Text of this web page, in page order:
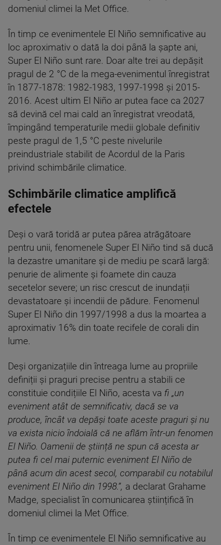
domeniul climei la Met Office.
În timp ce evenimentele El Niño semnificative au
loc aproximativ o dată la doi până la șapte ani,
Super El Niño sunt rare. Doar alte trei au depășit
pragul de 2 °C de la mega-evenimentul înregistrat
în 1877-1878: 1982-1983, 1997-1998 și 2015-
2016. Acest ultim El Niño ar putea face ca 2027
să devină cel mai cald an înregistrat vreodată,
împingând temperaturile medii globale definitiv
peste pragul de 1,5 °C peste nivelurile
preindustriale stabilit de Acordul de la Paris
privind schimbările climatice.
Schimbările climatice amplifică
efectele
Deși o vară toridă ar putea părea atrăgătoare
pentru unii, fenomenele Super El Niño tind să ducă
la dezastre umanitare și de mediu pe scară largă:
penurie de alimente și foamete din cauza
secetelor severe; un risc crescut de inundații
devastatoare și incendii de pădure. Fenomenul
Super El Niño din 1997/1998 a dus la moartea a
aproximativ 16% din toate recifele de corali din
lume.
Deși organizațiile din întreaga lume au propriile
definiții și praguri precise pentru a stabili ce
constituie condițiile El Niño, acesta va fi „un
eveniment atât de semnificativ, dacă se va
produce, încât va depăși toate aceste praguri și nu
va exista nicio îndoială că ne aflăm într-un fenomen
El Niño. Oamenii de știință ne spun că acesta ar
putea fi cel mai puternic eveniment El Niño de
până acum din acest secol, comparabil cu notabilul
eveniment El Niño din 1998.”, a declarat Grahame
Madge, specialist în comunicarea științifică în
domeniul climei la Met Office.
În timp ce evenimentele El Niño semnificative au